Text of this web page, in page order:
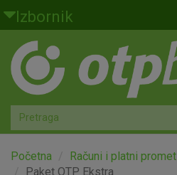
Skoči na glavni sadržaj
Izbornik
Građani
Privatno bankarstvo
Agro
Mala poduzeća i obrtnici
Početna Računi i platni promet
Paket OTP Ekstra